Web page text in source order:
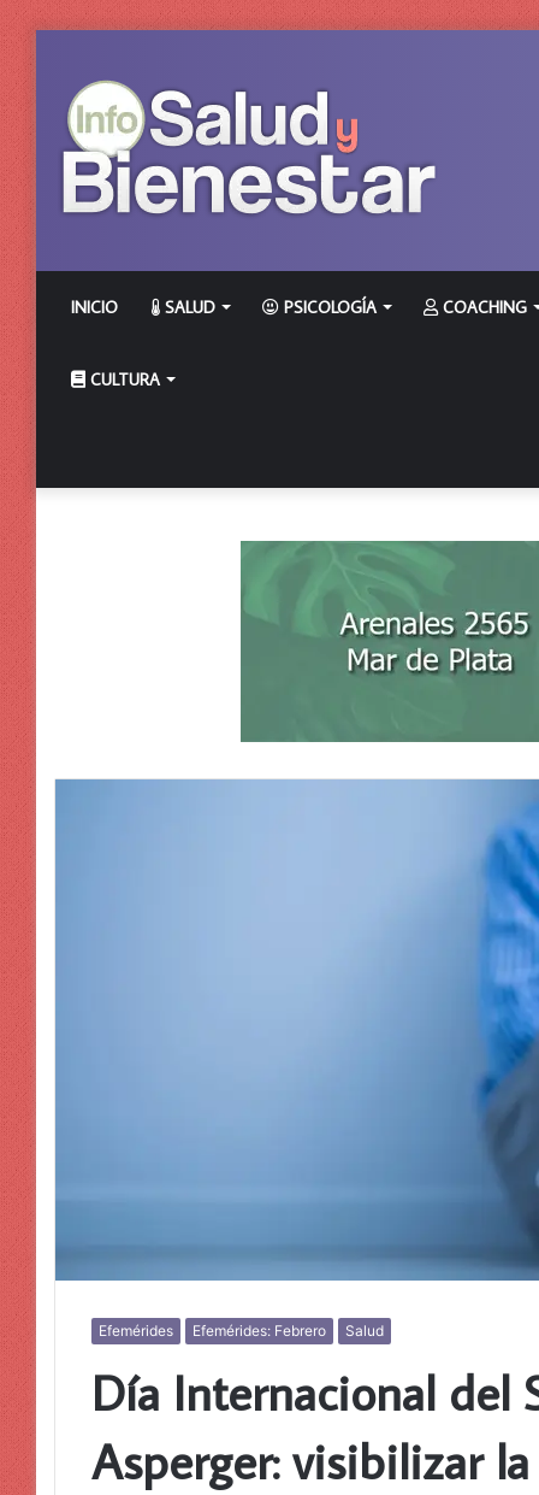
INICIO SALUD PSICOLOGÍA COACHING
CULTURA
Efemérides Efemérides: Febrero Salud
Día Internacional del
Asperger: visibilizar